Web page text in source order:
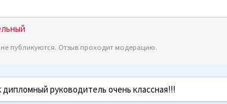
публикуются. Отзыв проходит модерацию.
руководитель очень классная!!!